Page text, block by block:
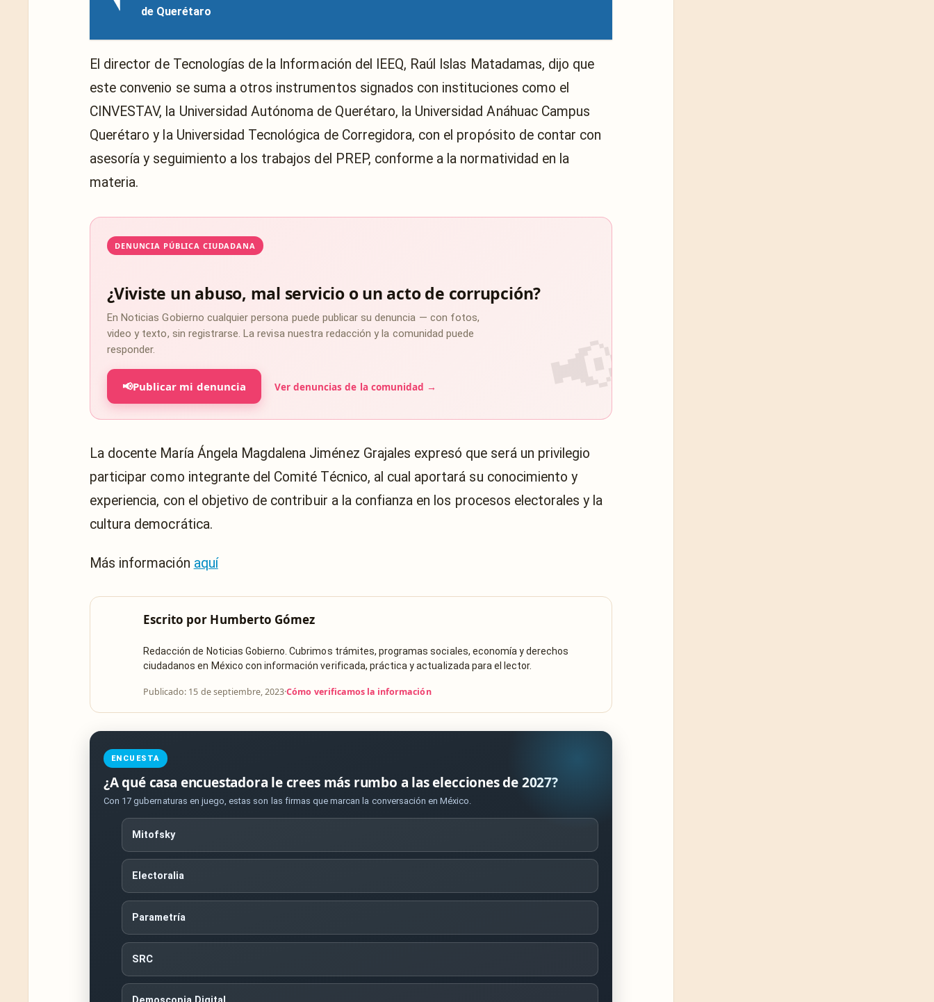
de Querétaro
El director de Tecnologías de la Información del IEEQ, Raúl Islas Matadamas, dijo que
este convenio se suma a otros instrumentos signados con instituciones como el
CINVESTAV, la Universidad Autónoma de Querétaro, la Universidad Anáhuac Campus
Querétaro y la Universidad Tecnológica de Corregidora, con el propósito de contar con
asesoría y seguimiento a los trabajos del PREP, conforme a la normatividad en la
materia.
DENUNCIA PÚBLICA CIUDADANA
¿Viviste un abuso, mal servicio o un acto de corrupción?
En Noticias Gobierno cualquier persona puede publicar su denuncia — con fotos,
video y texto, sin registrarse. La revisa nuestra redacción y la comunidad puede
responder.
📢Publicar mi denuncia Ver denuncias de la comunidad →
La docente María Ángela Magdalena Jiménez Grajales expresó que será un privilegio
participar como integrante del Comité Técnico, al cual aportará su conocimiento y
experiencia, con el objetivo de contribuir a la confianza en los procesos electorales y la
cultura democrática.
Más información aquí
Escrito por Humberto Gómez
Redacción de Noticias Gobierno. Cubrimos trámites, programas sociales, economía y derechos
ciudadanos en México con información verificada, práctica y actualizada para el lector.
Publicado: 15 de septiembre, 2023·Cómo verificamos la información
ENCUESTA
¿A qué casa encuestadora le crees más rumbo a las elecciones de 2027?
Con 17 gubernaturas en juego, estas son las firmas que marcan la conversación en México.
Mitofsky
Electoralia
Parametría
SRC